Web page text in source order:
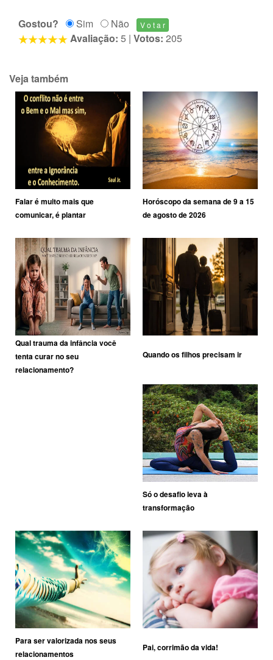
Gostou? Sim
Não
Avaliação: 5 | Votos: 205
Veja também
Falar é muito mais que
comunicar, é plantar
Horóscopo da semana de 9 a 15
de agosto de 2026
Qual trauma da infância você
tenta curar no seu
relacionamento?
Quando os filhos precisam ir
Só o desafio leva à
transformação
Para ser valorizada nos seus
relacionamentos
Pai, corrimão da vida!